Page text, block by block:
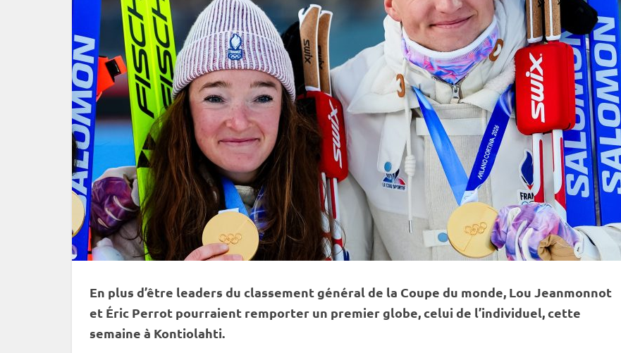
En plus d’être leaders du classement général de la Coupe du monde, Lou Jeanmonnot
et Éric Perrot pourraient remporter un premier globe, celui de l’individuel, cette
semaine à Kontiolahti.